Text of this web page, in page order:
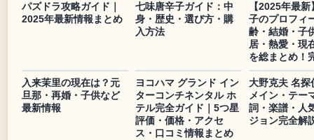
パズドラ攻略ガイド｜
2025年最新情報まとめ
七味唐辛子ガイド：中
身・歴史・選び方・購
入方法
【2025年最
子のプロフィ
齢・結婚・子
居・熱愛・現
を総まとめ！
入来茉里の現在は？元
旦那・再婚・子供など
最新情報
ヨコハマ グランド イン
ターコンチネンタル ホ
テル完全ガイド｜5つ星
評価・価格・アクセ
ス・口コミ情報まとめ
大野克夫 名探
メイン・テー
詞・楽譜・人
ジョン完全解